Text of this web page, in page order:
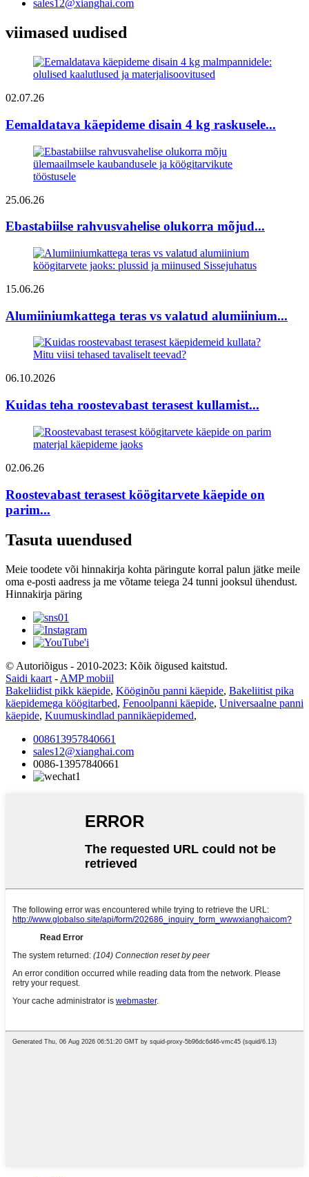
sales12@xianghai.com
viimased uudised
02.07.26
Eemaldatava käepideme disain 4 kg raskusele...
25.06.26
Ebastabiilse rahvusvahelise olukorra mõjud...
15.06.26
Alumiiniumkattega teras vs valatud alumiinium...
06.10.2026
Kuidas teha roostevabast terasest kullamist...
02.06.26
Roostevabast terasest köögitarvete käepide on
parim...
Tasuta uuendused
Meie toodete või hinnakirja kohta päringute korral palun jätke meile
oma e-posti aadress ja me võtame teiega 24 tunni jooksul ühendust.
Hinnakirja päring
© Autoriõigus - 2010-2023: Kõik õigused kaitstud.
Saidi kaart - AMP mobiil
Bakeliidist pikk käepide, Kööginõu panni käepide, Bakeliitist pika
käepidemega köögitarbed, Fenoolpanni käepide, Universaalne panni
käepide, Kuumuskindlad pannikäepidemed,
008613957840661
sales12@xianghai.com
0086-13957840661